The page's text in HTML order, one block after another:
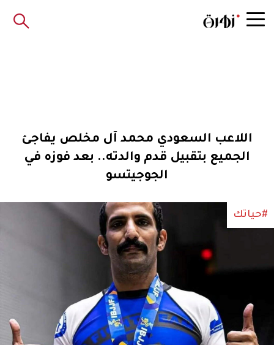
اللاعب السعودي محمد آل مخلص يفاجئ
الجميع بتقبيل قدم والدته.. بعد فوزه في
الجوجيتسو
#حياتك